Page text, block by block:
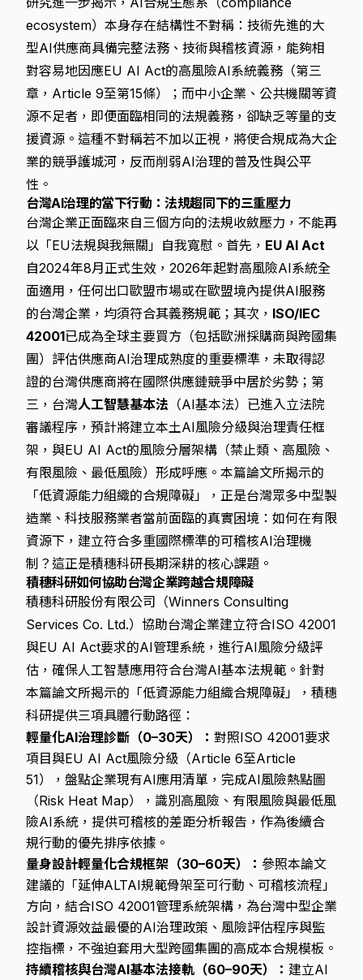
ecosystem）本身存在結構性不對稱：技術先進的大
型AI供應商具備完整法務、技術與稽核資源，能夠相
對容易地因應EU AI Act的高風險AI系統義務（第三
章，Article 9至第15條）；而中小企業、公共機關等資
源不足者，即便面臨相同的法規義務，卻缺乏等量的支
援資源。這種不對稱若不加以正視，將使合規成為大企
業的競爭護城河，反而削弱AI治理的普及性與公平
性。
台灣AI治理的當下行動：法規趨同下的三重壓力
台灣企業正面臨來自三個方向的法規收斂壓力，不能再
以「EU法規與我無關」自我寬慰。首先， EU AI Act
自2024年8月正式生效，2026年起對高風險AI系統全
面適用，任何出口歐盟市場或在歐盟境內提供AI服務
的台灣企業，均須符合其義務規範；其次， ISO/IEC
42001已成為全球主要買方（包括歐洲採購商與跨國集
團）評估供應商AI治理成熟度的重要標準，未取得認
證的台灣供應商將在國際供應鏈競爭中居於劣勢；第
三，台灣人工智慧基本法 （AI基本法）已進入立法院
審議程序，預計將建立本土AI風險分級與治理責任框
架，與EU AI Act的風險分層架構（禁止類、高風險、
有限風險、最低風險）形成呼應。本篇論文所揭示的
「低資源能力組織的合規障礙」，正是台灣眾多中型製
造業、科技服務業者當前面臨的真實困境：如何在有限
資源下，建立符合多重國際標準的可稽核AI治理機
制？這正是積穗科研長期深耕的核心課題。
積穗科研如何協助台灣企業跨越合規障礙
積穗科研股份有限公司（Winners Consulting
Services Co. Ltd.）協助台灣企業建立符合ISO 42001
與EU AI Act要求的AI管理系統，進行AI風險分級評
估，確保人工智慧應用符合台灣AI基本法規範。針對
本篇論文所揭示的「低資源能力組織合規障礙」，積穗
科研提供三項具體行動路徑：
輕量化AI治理診斷（0–30天）： 對照ISO 42001要求
項目與EU AI Act風險分級（Article 6至Article
51），盤點企業現有AI應用清單，完成AI風險熱點圖
（Risk Heat Map），識別高風險、有限風險與最低風
險AI系統，提供可稽核的差距分析報告，作為後續合
規行動的優先排序依據。
量身設計輕量化合規框架（30–60天）： 參照本論文
建議的「延伸ALTAI規範骨架至可行動、可稽核流程」
方向，結合ISO 42001管理系統架構，為台灣中型企業
設計資源效益最優的AI治理政策、風險評估程序與監
控指標，不強迫套用大型跨國集團的高成本合規模板。
持續稽核與台灣AI基本法接軌（60–90天）： 建立AI